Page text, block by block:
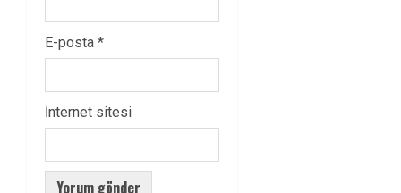
E-posta *
İnternet sitesi